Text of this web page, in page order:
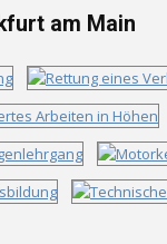
am Main